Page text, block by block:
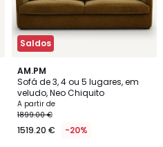
Saldos
AM.PM
Sofá de 3, 4 ou 5 lugares, em
veludo, Neo Chiquito
A partir de
1899.00 €
1519.20 € -20%
3,9
/ 5
5
Cores